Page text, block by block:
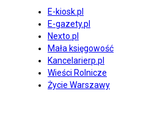
E-kiosk.pl
E-gazety.pl
Nexto.pl
Mała księgowość
Kancelarierp.pl
Wieści Rolnicze
Życie Warszawy